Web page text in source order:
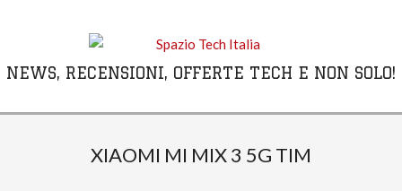
NEWS, RECENSIONI, OFFERTE TECH E NON SOLO!
XIAOMI MI MIX 3 5G TIM